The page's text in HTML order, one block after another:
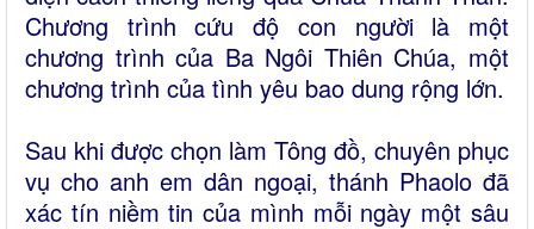
Chương trình cứu độ con người là một
chương trình của Ba Ngôi Thiên Chúa, một
chương trình của tình yêu bao dung rộng lớn.
Sau khi được chọn làm Tông đồ, chuyên phục
vụ cho anh em dân ngoại, thánh Phaolo đã
xác tín niềm tin của mình mỗi ngày một sâu